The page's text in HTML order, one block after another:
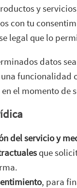
y
con tu
legal que lo
datos
funcionalidad
el momento de
del servicio y
que
, para